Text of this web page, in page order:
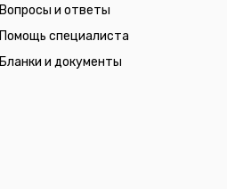
Вопросы и ответы
Помощь специалиста
Бланки и документы